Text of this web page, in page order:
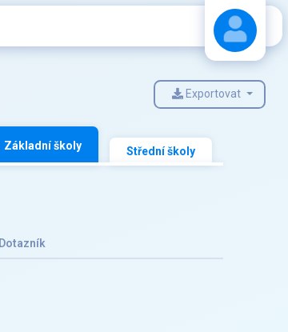
Stáhnout návodExportovat
Základní školy Střední školy
Dotazník